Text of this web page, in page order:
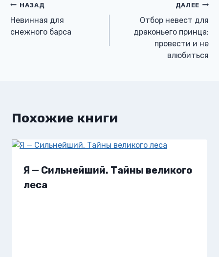
Навигация
по
НАЗАД
Невинная для
снежного барса
ДАЛЕЕ
Отбор невест для
драконьего принца:
провести и не
влюбиться
Похожие книги
Я — Сильнейший. Тайны великого
леса